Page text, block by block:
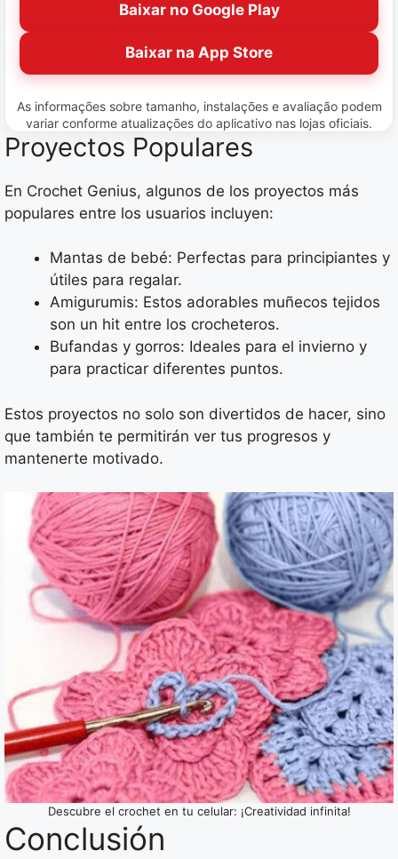
Baixar no Google Play
Baixar na App Store
As informações sobre tamanho, instalações e avaliação podem
variar conforme atualizações do aplicativo nas lojas oficiais.
Proyectos Populares
En Crochet Genius, algunos de los proyectos más
populares entre los usuarios incluyen:
Mantas de bebé: Perfectas para principiantes y
útiles para regalar.
Amigurumis: Estos adorables muñecos tejidos
son un hit entre los crocheteros.
Bufandas y gorros: Ideales para el invierno y
para practicar diferentes puntos.
Estos proyectos no solo son divertidos de hacer, sino
que también te permitirán ver tus progresos y
mantenerte motivado.
Descubre el crochet en tu celular: ¡Creatividad infinita!
Conclusión